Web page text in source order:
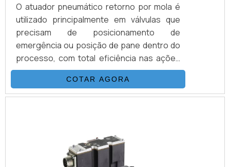
O atuador pneumático retorno por mola é
utilizado principalmente em válvulas que
precisam de posicionamento de
emergência ou posição de pane dentro do
processo, com total eficiência nas ações
de forma rápida e segura. Este modelo de
atuador possui molas embutidas em vãos
instalados no interior do equipamento. A
comprimido como em modelos
convencionais. INFORMAÇÕES
IMPORTANTESO modelo padrão de atuador
COTAR AGORA